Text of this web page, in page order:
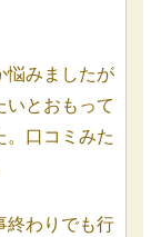
悩みましたが
いとおもって
。口コミみた
終わりでも行